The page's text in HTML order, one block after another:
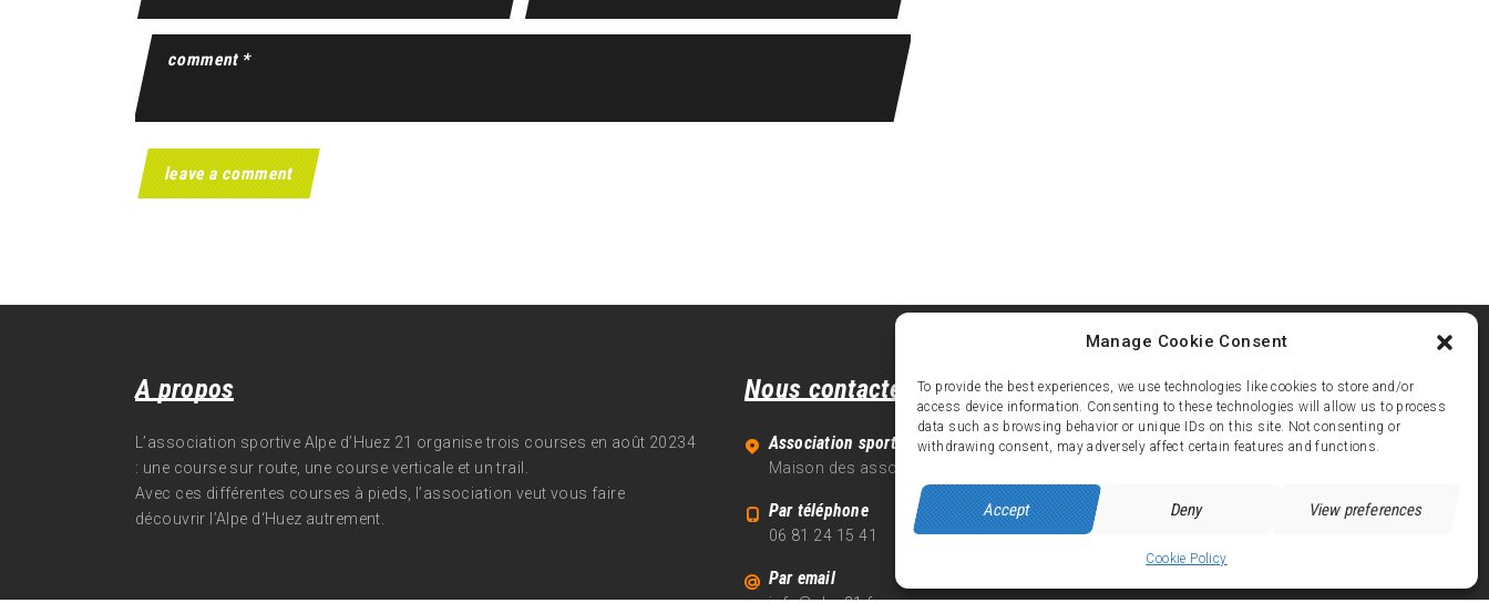
Manage Cookie Consent
To provide the best experiences, we use technologies like cookies to store and/or
access device information. Consenting to these technologies will allow us to process
data such as browsing behavior or unique IDs on this site. Not consenting or
withdrawing consent, may adversely affect certain features and functions.
Accept Deny View preferences
Cookie Policy
A propos
L’association sportive Alpe d’Huez 21 organise trois courses en août 20234
: une course sur route, une course verticale et un trail.
Avec ces différentes courses à pieds, l’association veut vous faire
découvrir l’Alpe d‘Huez autrement.
Nous contacter
Association sportive Alpe d'Huez 21
Maison des associations - 70 avenue de Brandes - 38750 ALPE d'HUEZ
Par téléphone
06 81 24 15 41
Par email